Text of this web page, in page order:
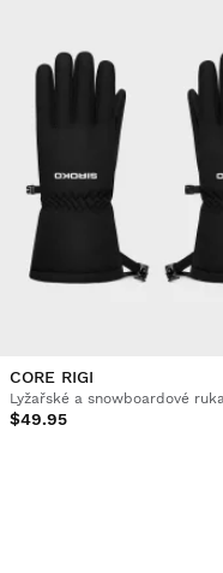
CORE RIGI
Lyžařské a snowboardové
$49.95